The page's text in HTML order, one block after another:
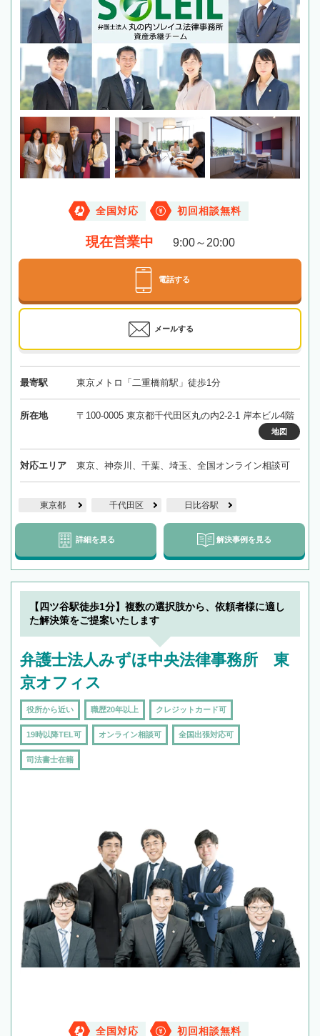
全国対応 初回相談無料
現在営業中 9:00～20:00
電話する
メールする
最寄駅 東京メトロ「二重橋前駅」徒歩1分
所在地 〒100-0005 東京都千代田区丸の内2-2-1 岸本ビル4階
地図
対応エリア 東京、神奈川、千葉、埼玉、全国オンライン相談可
東京都 千代田区 日比谷駅
詳細を見る 解決事例を見る
【四ツ谷駅徒歩1分】複数の選択肢から、依頼者様に適し
た解決策をご提案いたします
弁護士法人みずほ中央法律事務所 東
京オフィス
役所から近い 職歴20年以上 クレジットカード可
19時以降TEL可 オンライン相談可 全国出張対応可
司法書士在籍
全国対応 初回相談無料